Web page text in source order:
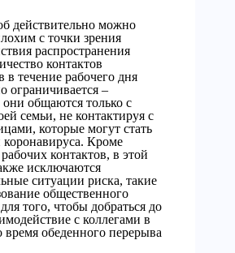
действительно можно
с точки зрения
распространения
контактов
в течение рабочего дня
ограничивается –
они общаются только с
семьи, не контактируя с
которые могут стать
коронавируса. Кроме
контактов, в этой
исключаются
ситуации риска, такие
общественного
того, чтобы добраться до
с коллегами в
время обеденного перерыва